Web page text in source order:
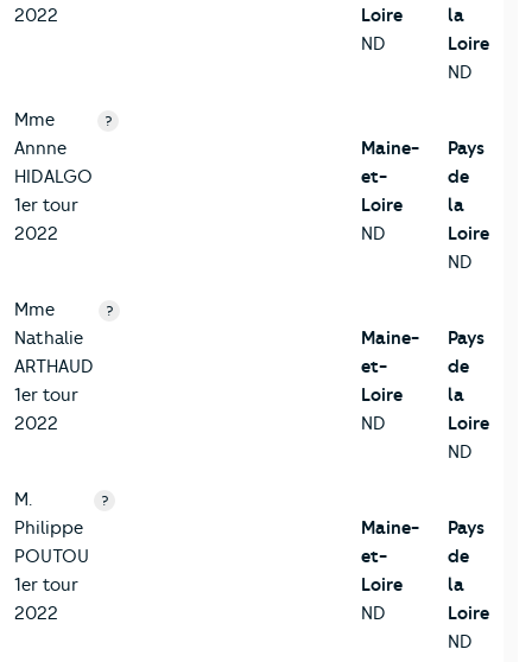
2022
Loire
ND
la
Loire
ND
Mme
Annne
HIDALGO
1er tour
2022
?
Maine-
et-
Loire
ND
Pays
de
la
Loire
ND
Mme
Nathalie
ARTHAUD
1er tour
2022
?
Maine-
et-
Loire
ND
Pays
de
la
Loire
ND
M.
Philippe
POUTOU
1er tour
2022
?
Maine-
et-
Loire
ND
Pays
de
la
Loire
ND